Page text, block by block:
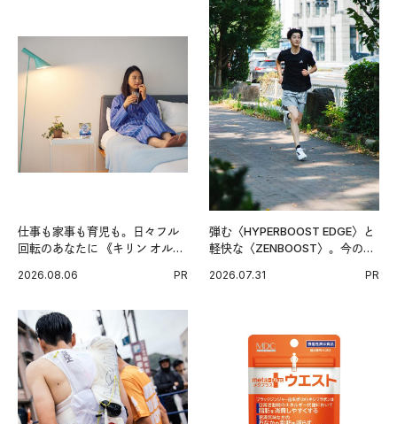
仕事も家事も育児も。日々フル
回転のあなたに 《キリン オルニ
2026.08.06 PR
弾む〈HYPERBOOST EDGE〉と
軽快な〈ZENBOOST〉。今の時
出した新機軸。
2026.07.31 PR